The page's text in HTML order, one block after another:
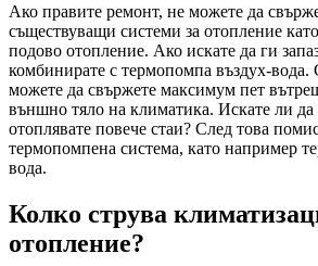
Ако правите ремонт, не можете да
съществуващи системи за отопление
подово отопление. Ако искате да ги
комбинирате с термопомпа въздух-
можете да свържете максимум пет
външно тяло на климатика. Искате ли да
отоплявате повече стаи? След това
термопомпена система, като например
вода.
Колко струва
отопление?